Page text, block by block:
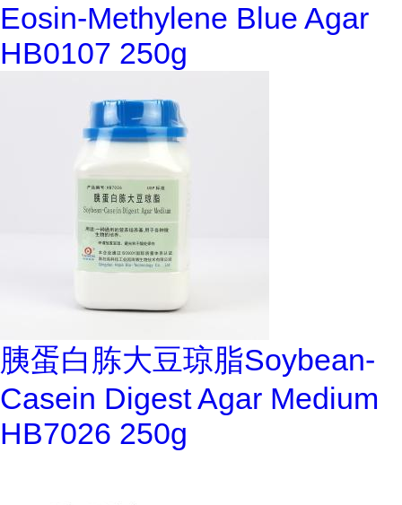
Eosin-Methylene Blue Agar
HB0107 250g
胰蛋白胨大豆琼脂Soybean-
Casein Digest Agar Medium
HB7026 250g